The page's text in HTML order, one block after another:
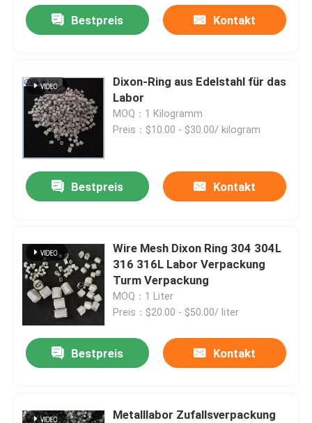
Bestpreis Kontakt
Dixon-Ring aus Edelstahl für das
Labor
MOQ：1 Kilogramm
Preis：$10.00 - $30.00/ kilogram
Bestpreis Kontakt
Wire Mesh Dixon Ring 304 304L
316 316L Labor Verpackung
Turm Verpackung
MOQ：1 Liter
Preis：$20.00 - $50.00/ liter
Bestpreis Kontakt
Metalllabor Zufallsverpackung